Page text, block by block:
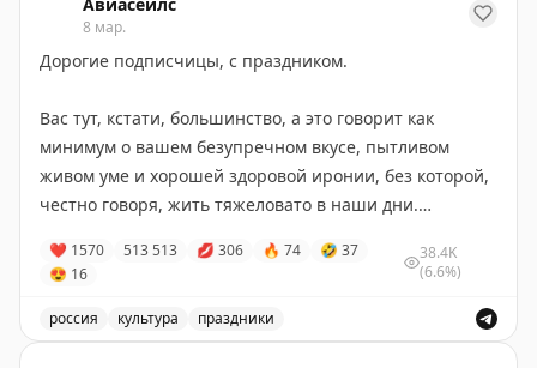
• быть подписанными на канал
• нажать кнопку «Принять участие» внизу,
выигрыш.
Результаты автоматически появятся в этом посте
18 марта. 1 балл = 1 ₽. Правилатут.
8 мар.
Дорогие подписчицы, с праздником.
Вас тут, кстати, большинство, а это говорит как
минимум о вашем безупречном вкусе, пытливом
живом уме и хорошей здоровой иронии, без которой,
честно говоря, жить тяжеловато в наши дни.
Хочется честно и открыто признаться вам в любви,
получится, потому что капитализм бездушная
машина. Шутка.
❤ 1570 513513 💋 306 🔥 74 🤣 37
😍 16
38.4K
(6.6%)
россия культура праздники